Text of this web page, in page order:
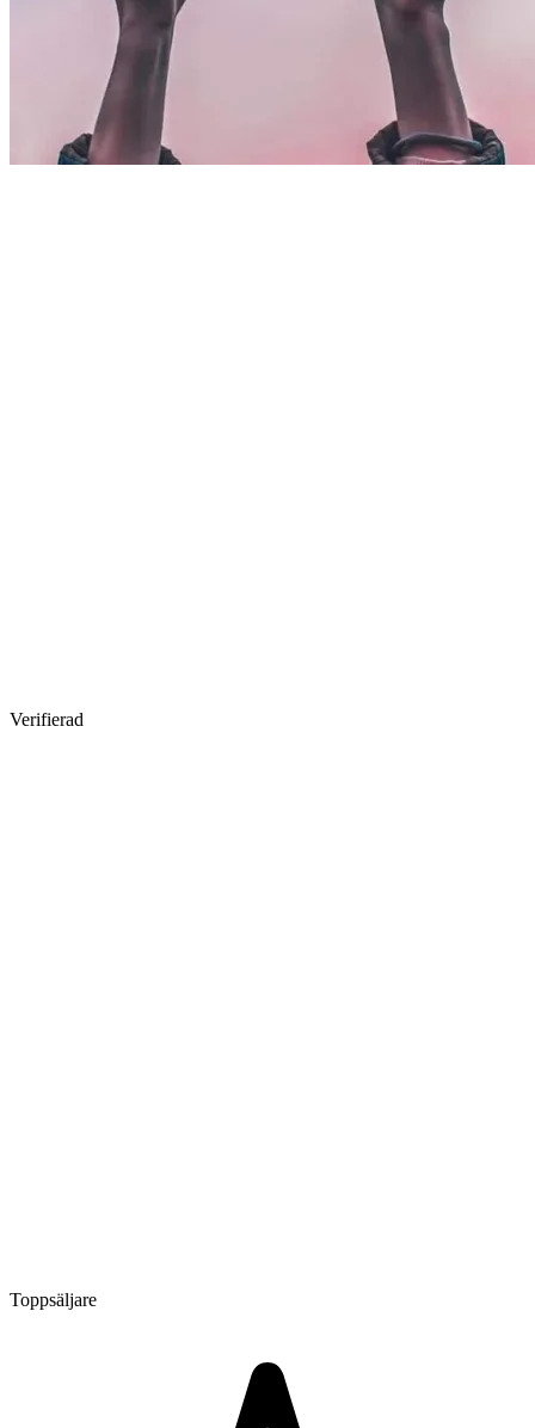
Verifierad
Toppsäljare